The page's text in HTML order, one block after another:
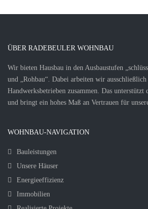
ÜBER RADEBEULER WOHNBAU
Wir bieten Hausbau in den Ausbaustufen
und „Rohbau“. Dabei arbeiten wir
Handwerksbetrieben zusammen. Das
und bringt ein hohes Maß an Vertrauen für
WOHNBAU-NAVIGATION
Bauleistungen
Unsere Häuser
Energieeffizienz
Immobilien